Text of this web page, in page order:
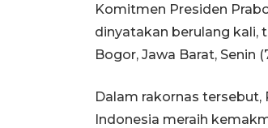
Komitmen Presiden
dinyatakan berulang kali,
Bogor, Jawa Barat, Senin
Dalam rakornas
Indonesia meraih